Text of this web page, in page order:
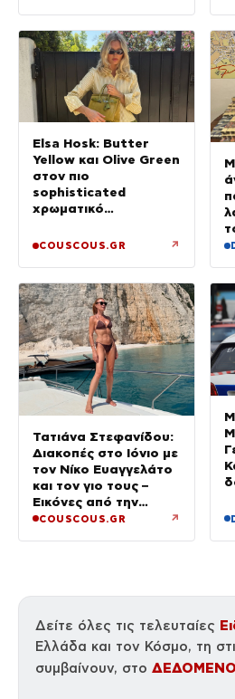
Elsa Hosk: Butter
Yellow και Olive Green
στον πιο
sophisticated
χρωματικό
match μοτίβα
COUSCOUS.GR ↗
Τατιάνα Στεφανίδου:
Διακοπές στο Ιόνιο με
τον Νίκο Ευαγγελάτο
και τον γιο τους –
Εικόνες από την
Κεφαλονιά
COUSCOUS.GR ↗
Δείτε όλες τις τελευταίες
Ελλάδα και τον Κόσμο, τη
συμβαίνουν, στο ΔΕΔΟΜΕΝΟ